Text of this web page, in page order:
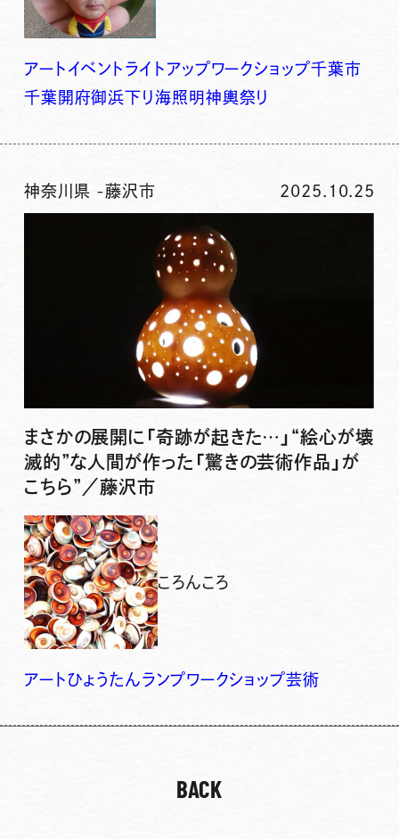
アート イベント ライトアップワークショップ千葉市
千葉開府御浜下り海照明 神輿祭り
神奈川県 -藤沢市 2025.10.25
まさかの展開に「奇跡が起きた…」“絵心が壊
滅的”な人間が作った「驚きの芸術作品」が
こちら”／藤沢市
ころんころ
アートひょうたんランプワークショップ芸術
BACK